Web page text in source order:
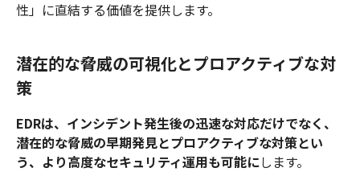
性」に直結する価値を提供します。
潜在的な脅威の可視化とプロアクティブな対
策
EDRは、インシデント発生後の迅速な対応だけでなく、
潜在的な脅威の早期発見とプロアクティブな対策とい
う、より高度なセキュリティ運用も可能にします。